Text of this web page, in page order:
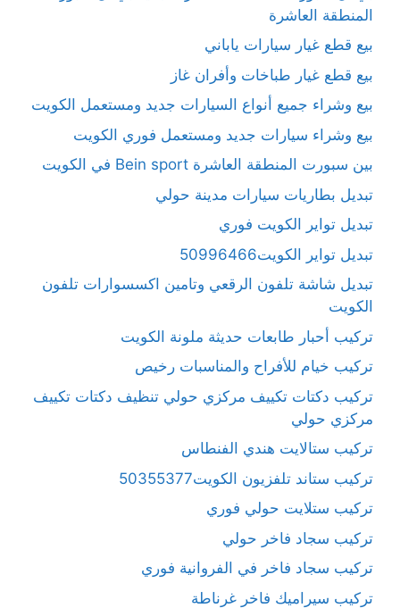
المنطقة العاشرة
بيع قطع غيار سيارات ياباني
بيع قطع غيار طباخات وأفران غاز
بيع وشراء جميع أنواع السيارات جديد ومستعمل الكويت
بيع وشراء سيارات جديد ومستعمل فوري الكويت
بين سبورت المنطقة العاشرة Bein sport في الكويت
تبديل بطاريات سيارات مدينة حولي
تبديل تواير الكويت فوري
تبديل تواير الكويت50996466
تبديل شاشة تلفون الرقعي وتامين اكسسوارات تلفون
الكويت
تركيب أحبار طابعات حديثة ملونة الكويت
تركيب خيام للأفراح والمناسبات رخيص
تركيب دكتات تكييف مركزي حولي تنظيف دكتات تكييف
مركزي حولي
تركيب ستالايت هندي الفنطاس
تركيب ستاند تلفزيون الكويت50355377
تركيب ستلايت حولي فوري
تركيب سجاد فاخر حولي
تركيب سجاد فاخر في الفروانية فوري
تركيب سيراميك فاخر غرناطة